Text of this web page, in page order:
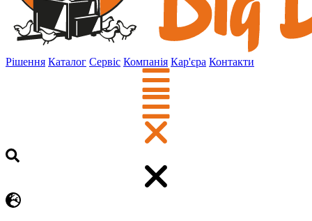
Рішення Каталог Сервіс Компанія Кар'єра Контакти